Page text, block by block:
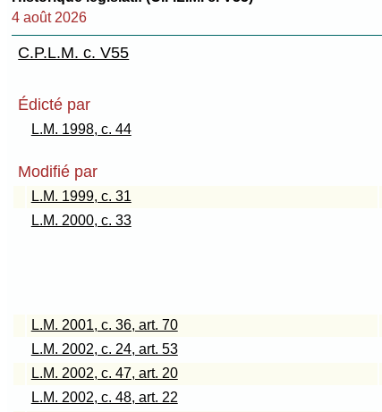
4 août 2026
C.P.L.M. c. V55
Édicté par
L.M. 1998, c. 44
Modifié par
L.M. 1999, c. 31
L.M. 2000, c. 33
L.M. 2001, c. 36, art. 70
L.M. 2002, c. 24, art. 53
L.M. 2002, c. 47, art. 20
L.M. 2002, c. 48, art. 22